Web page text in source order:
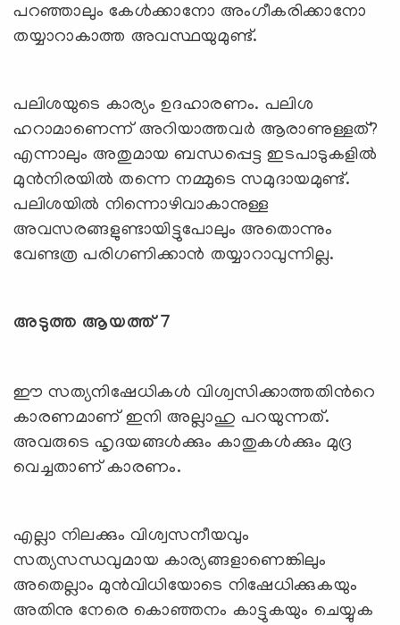
പറഞ്ഞാലും കേള്‍ക്കാനോ അംഗീകരിക്കാനോ
തയ്യാറാകാത്ത അവസ്ഥയുമുണ്ട്.
പലിശയുടെ കാര്യം ഉദഹാരണം. പലിശ
ഹറാമാണെന്ന് അറിയാത്തവര്‍ ആരാണുള്ളത്?
എന്നാലും അതുമായ ബന്ധപ്പെട്ട ഇടപാടുകളില്‍
മുന്‍നിരയില്‍ തന്നെ നമ്മുടെ സമുദായമുണ്ട്.
പലിശയില്‍ നിന്നൊഴിവാകാനുള്ള
അവസരങ്ങളുണ്ടായിട്ടുപോലും അതൊന്നും
വേണ്ടത്ര പരിഗണിക്കാന്‍ തയ്യാറാവുന്നില്ല.
അടുത്ത ആയത്ത് 7
ഈ സത്യനിഷേധികള്‍ വിശ്വസിക്കാത്തതിന്‍റെ
കാരണമാണ് ഇനി അല്ലാഹു പറയുന്നത്.
അവരുടെ ഹൃദയങ്ങള്‍ക്കും കാതുകള്‍ക്കും മുദ്ര
വെച്ചതാണ് കാരണം.
എല്ലാ നിലക്കും വിശ്വസനീയവും
സത്യസന്ധവുമായ കാര്യങ്ങളാണെങ്കിലും
അതെല്ലാം മുന്‍വിധിയോടെ നിഷേധിക്കുകയും
അതിനു നേരെ കൊഞ്ഞനം കാട്ടുകയും ചെയ്യുക